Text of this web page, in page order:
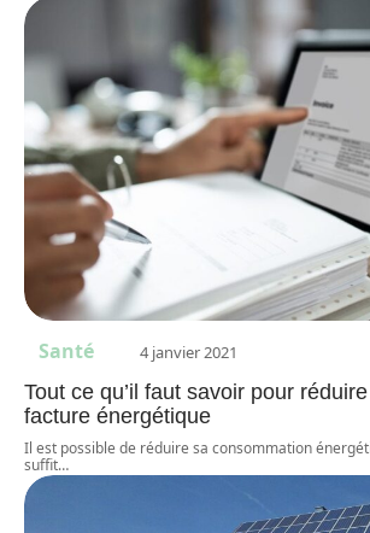
Santé 4 janvier 2021
Tout ce qu’il faut savoir pour
facture énergétique
Il est possible de réduire sa consommation
suffit…